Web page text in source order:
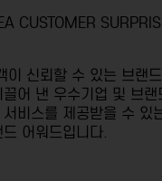
CUSTOMER
이 신뢰할 수 있는 브랜드
어 낸 우수기업 및 브랜
비스를 제공받을 수 있
어워드입니다.